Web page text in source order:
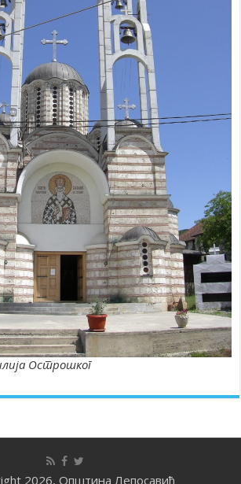
Острошког
2026, Општина Лепосавић